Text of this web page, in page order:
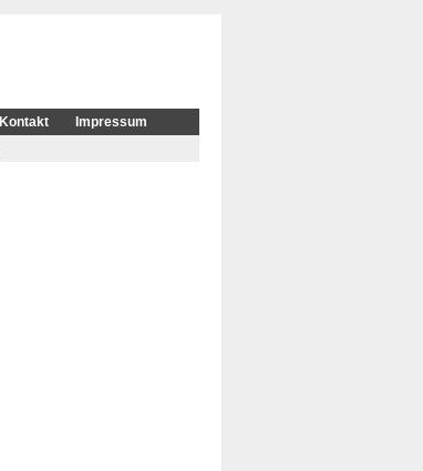
Kontakt
Impressum